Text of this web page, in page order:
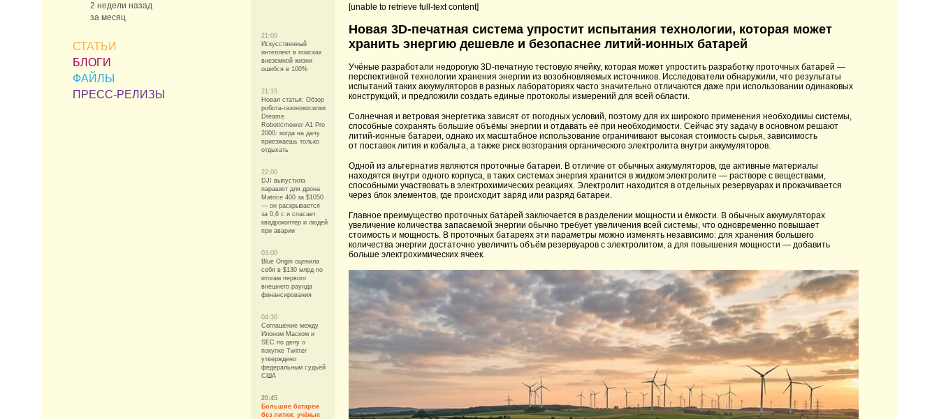
2 недели назад
за месяц
СТАТЬИ
БЛОГИ
ФАЙЛЫ
ПРЕСС-РЕЛИЗЫ
21:00
Искусственный
интеллект в поисках
внеземной жизни
ошибся в 100%
21:15
Новая статья: Обзор
робота-газонокосилки
Dreame
Roboticmower A1 Pro
2000: когда на дачу
приезжаешь только
отдыхать
22:00
DJI выпустила
парашют для дрона
Matrice 400 за $1050
— он раскрывается
за 0,6 с и спасает
квадрокоптер и людей
при аварии
03:00
Blue Origin оценила
себя в $130 млрд по
итогам первого
внешнего раунда
финансирования
04:30
Соглашение между
Илоном Маском и
SEC по делу о
покупке Twitter
утверждено
федеральным судьёй
США
20:45
Большие батареи
без лития: учёные
[unable to retrieve full-text content]
Новая 3D-печатная система упростит испытания технологии, которая может
хранить энергию дешевле и безопаснее литий-ионных батарей
Учёные разработали недорогую 3D-печатную тестовую ячейку, которая может упростить разработку проточных батарей —
перспективной технологии хранения энергии из возобновляемых источников. Исследователи обнаружили, что результаты
испытаний таких аккумуляторов в разных лабораториях часто значительно отличаются даже при использовании одинаковых
конструкций, и предложили создать единые протоколы измерений для всей области.
Солнечная и ветровая энергетика зависят от погодных условий, поэтому для их широкого применения необходимы системы,
способные сохранять большие объёмы энергии и отдавать её при необходимости. Сейчас эту задачу в основном решают
литий-ионные батареи, однако их масштабное использование ограничивают высокая стоимость сырья, зависимость
от поставок лития и кобальта, а также риск возгорания органического электролита внутри аккумуляторов.
Одной из альтернатив являются проточные батареи. В отличие от обычных аккумуляторов, где активные материалы
находятся внутри одного корпуса, в таких системах энергия хранится в жидком электролите — растворе с веществами,
способными участвовать в электрохимических реакциях. Электролит находится в отдельных резервуарах и прокачивается
через блок элементов, где происходит заряд или разряд батареи.
Главное преимущество проточных батарей заключается в разделении мощности и ёмкости. В обычных аккумуляторах
увеличение количества запасаемой энергии обычно требует увеличения всей системы, что одновременно повышает
стоимость и мощность. В проточных батареях эти параметры можно изменять независимо: для хранения большего
количества энергии достаточно увеличить объём резервуаров с электролитом, а для повышения мощности — добавить
больше электрохимических ячеек.